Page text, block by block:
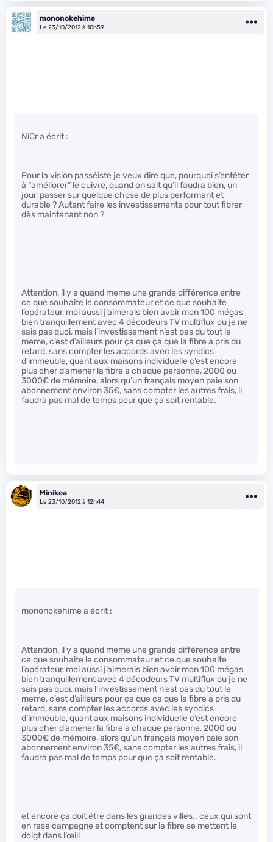
mononokehime
Le 23/10/2012 à 10h59
NiCr a écrit :
Pour la vision passéiste je veux dire que, pourquoi s’entêter
à “améliorer” le cuivre, quand on sait qu’il faudra bien, un
jour, passer sur quelque chose de plus performant et
durable ? Autant faire les investissements pour tout fibrer
dès maintenant non ?
Attention, il y a quand meme une grande différence entre
ce que souhaite le consommateur et ce que souhaite
l’opérateur, moi aussi j’aimerais bien avoir mon 100 mégas
bien tranquillement avec 4 décodeurs TV multiflux ou je ne
sais pas quoi, mais l’investissement n’est pas du tout le
meme, c’est d’ailleurs pour ça que ça que la fibre a pris du
retard, sans compter les accords avec les syndics
d’immeuble, quant aux maisons individuelle c’est encore
plus cher d’amener la fibre a chaque personne, 2000 ou
3000€ de mémoire, alors qu’un français moyen paie son
abonnement environ 35€, sans compter les autres frais, il
faudra pas mal de temps pour que ça soit rentable.
Minikea
Le 23/10/2012 à 12h44
mononokehime a écrit :
Attention, il y a quand meme une grande différence entre
ce que souhaite le consommateur et ce que souhaite
l’opérateur, moi aussi j’aimerais bien avoir mon 100 mégas
bien tranquillement avec 4 décodeurs TV multiflux ou je ne
sais pas quoi, mais l’investissement n’est pas du tout le
meme, c’est d’ailleurs pour ça que ça que la fibre a pris du
retard, sans compter les accords avec les syndics
d’immeuble, quant aux maisons individuelle c’est encore
plus cher d’amener la fibre a chaque personne, 2000 ou
3000€ de mémoire, alors qu’un français moyen paie son
abonnement environ 35€, sans compter les autres frais, il
faudra pas mal de temps pour que ça soit rentable.
et encore ça doit être dans les grandes villes.. ceux qui sont
en rase campagne et comptent sur la fibre se mettent le
doigt dans l’œil!